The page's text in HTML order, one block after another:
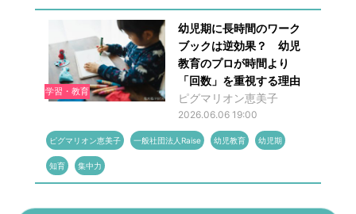
学習・教育
幼児期に長時間のワーク
ブックは逆効果？ 幼児
教育のプロが時間より
「回数」を重視する理由
ピグマリオン恵美子
2026.06.06 19:00
ピグマリオン恵美子 一般社団法人Raise 幼児教育 幼児期
知育 集中力